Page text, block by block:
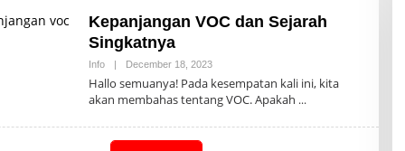
Kepanjangan VOC dan Sejarah
Singkatnya
Info | December 18, 2023B
Y
A
D
I
Hallo semuanya! Pada kesempatan kali ini, kita
akan membahas tentang VOC. Apakah